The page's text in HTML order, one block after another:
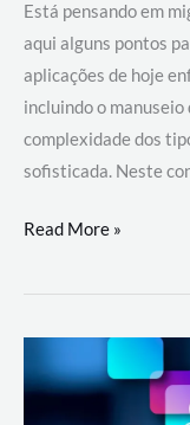
Está pensando em
aqui alguns pontos
aplicações de hoje
incluindo o manuseio
complexidade dos
sofisticada. Neste
Por
migrar
de
Read More »